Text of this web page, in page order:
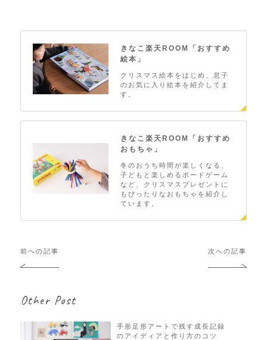
きなこ楽天ROOM「おすすめ
絵本」
クリスマス絵本をはじめ、息子
のお気に入り絵本を紹介してま
す。
きなこ楽天ROOM「おすすめ
おもちゃ」
冬のおうち時間が楽しくなる、
子どもと楽しめるボードゲーム
など、クリスマスプレゼントに
もぴったりなおもちゃを紹介し
ています。
投
稿
ゲ
前への記事 次への記事
Other Post
手形足形アートで残す成長記録
のアイディアと作り方のコツ